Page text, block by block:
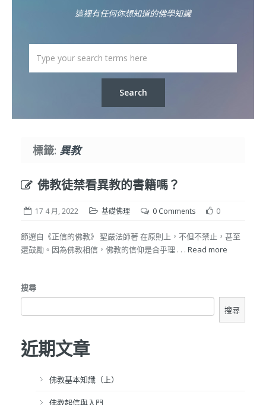
這裡有任何你想知道的佛學知識
標籤: 異教
佛教徒禁看異教的書籍嗎？
17 4 月, 2022 基礎佛理 0 Comments 0
節選自《正信的佛教》 聖嚴法師著 在原則上，不但不禁止，甚至
還鼓勵。因為佛教相信，佛教的信仰是合乎理 . . . Read more
搜尋
搜尋
近期文章
佛教基本知識（上）
佛教起信與入門